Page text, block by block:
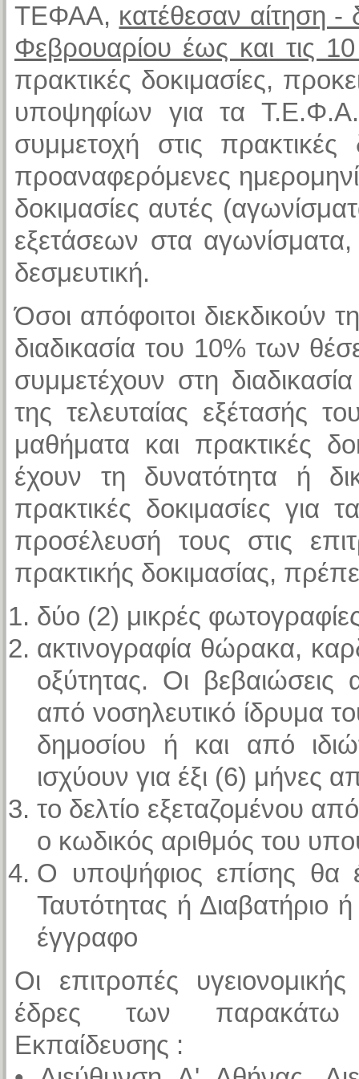
ΤΕΦΑΑ, κατέθεσαν αίτηση
Φεβρουαρίου έως και τις
πρακτικές δοκιμασίες,
υποψηφίων για τα
συμμετοχή στις
προαναφερόμενες
δοκιμασίες αυτές
εξετάσεων στα
δεσμευτική.
Όσοι απόφοιτοι
διαδικασία του 10% των
συμμετέχουν στη
της τελευταίας εξέτασής
μαθήματα και πρακτικές
έχουν τη δυνατότητα ή
πρακτικές δοκιμασίες
προσέλευσή τους στις
πρακτικής δοκιμασίας,
δύο (2) μικρές
ακτινογραφία θώρακα,
οξύτητας. Οι
από νοσηλευτικό ίδρυμα
δημοσίου ή και από
ισχύουν για έξι (6) μήνες
το δελτίο εξεταζομένου
ο κωδικός αριθμός του
Ο υποψήφιος επίσης θα
Ταυτότητας ή Διαβατήριο
έγγραφο
Οι επιτροπές
έδρες των παρακάτω
Εκπαίδευσης :